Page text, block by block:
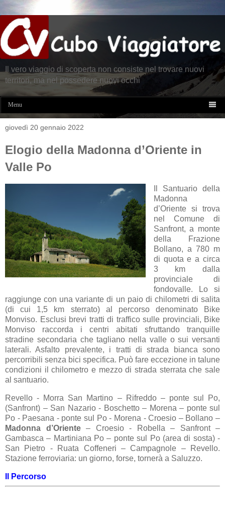
Il vero viaggio di scoperta non consiste nel trovare nuovi
territori, ma nel possedere nuovi occhi
Menu 
giovedì 20 gennaio 2022
Elogio della Madonna d’Oriente in
Valle Po
Il Santuario della
Madonna
d’Oriente si trova
nel Comune di
Sanfront, a monte
della Frazione
Bollano, a 780 m
di quota e a circa
3 km dalla
provinciale di
fondovalle. Lo si
raggiunge con una variante di un paio di chilometri di salita
(di cui 1,5 km sterrato) al percorso denominato Bike
Monviso. Esclusi brevi tratti di traffico sulle provinciali, Bike
Monviso raccorda i centri abitati sfruttando tranquille
stradine secondaria che tagliano nella valle o sui versanti
laterali. Asfalto prevalente, i tratti di strada bianca sono
percorribili senza bici specifica. Può fare eccezione in talune
condizioni il chilometro e mezzo di strada sterrata che sale
al santuario.
Revello - Morra San Martino – Rifreddo – ponte sul Po,
(Sanfront) – San Nazario - Boschetto – Morena – ponte sul
Po - Paesana - ponte sul Po - Morena - Croesio – Bollano –
Madonna d’Oriente– Croesio - Robella – Sanfront –
Gambasca – Martiniana Po – ponte sul Po (area di sosta) -
San Pietro - Ruata Coffeneri – Campagnole – Revello.
Stazione ferroviaria: un giorno, forse, tornerà a Saluzzo.
Il Percorso